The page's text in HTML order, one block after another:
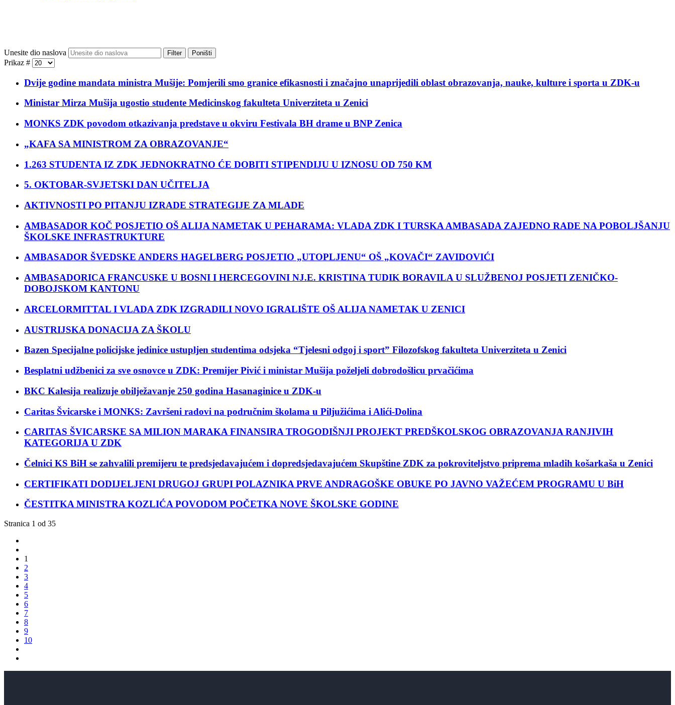
Unesite dio naslova Filter Poništi
Prikaz #
Dvije godine mandata ministra Mušije: Pomjerili smo granice efikasnosti i značajno unaprijedili oblast obrazovanja, nauke, kulture i sporta u ZDK-u
Ministar Mirza Mušija ugostio studente Medicinskog fakulteta Univerziteta u Zenici
MONKS ZDK povodom otkazivanja predstave u okviru Festivala BH drame u BNP Zenica
„KAFA SA MINISTROM ZA OBRAZOVANJE“
1.263 STUDENTA IZ ZDK JEDNOKRATNO ĆE DOBITI STIPENDIJU U IZNOSU OD 750 KM
5. OKTOBAR-SVJETSKI DAN UČITELJA
AKTIVNOSTI PO PITANJU IZRADE STRATEGIJE ZA MLADE
AMBASADOR KOČ POSJETIO OŠ ALIJA NAMETAK U PEHARAMA: VLADA ZDK I TURSKA AMBASADA ZAJEDNO RADE NA POBOLJŠANJU
ŠKOLSKE INFRASTRUKTURE
AMBASADOR ŠVEDSKE ANDERS HAGELBERG POSJETIO „UTOPLJENU“ OŠ „KOVAČI“ ZAVIDOVIĆI
AMBASADORICA FRANCUSKE U BOSNI I HERCEGOVINI NJ.E. KRISTINA TUDIK BORAVILA U SLUŽBENOJ POSJETI ZENIČKO-
DOBOJSKOM KANTONU
ARCELORMITTAL I VLADA ZDK IZGRADILI NOVO IGRALIŠTE OŠ ALIJA NAMETAK U ZENICI
AUSTRIJSKA DONACIJA ZA ŠKOLU
Bazen Specijalne policijske jedinice ustupljen studentima odsjeka “Tjelesni odgoj i sport” Filozofskog fakulteta Univerziteta u Zenici
Besplatni udžbenici za sve osnovce u ZDK: Premijer Pivić i ministar Mušija poželjeli dobrodošlicu prvačićima
BKC Kalesija realizuje obilježavanje 250 godina Hasanaginice u ZDK-u
Caritas Švicarske i MONKS: Završeni radovi na područnim školama u Piljužićima i Alići-Dolina
CARITAS ŠVICARSKE SA MILION MARAKA FINANSIRA TROGODIŠNJI PROJEKT PREDŠKOLSKOG OBRAZOVANJA RANJIVIH
KATEGORIJA U ZDK
Čelnici KS BiH se zahvalili premijeru te predsjedavajućem i dopredsjedavajućem Skupštine ZDK za pokroviteljstvo priprema mladih košarkaša u Zenici
CERTIFIKATI DODIJELJENI DRUGOJ GRUPI POLAZNIKA PRVE ANDRAGOŠKE OBUKE PO JAVNO VAŽEĆEM PROGRAMU U BiH
ČESTITKA MINISTRA KOZLIĆA POVODOM POČETKA NOVE ŠKOLSKE GODINE
Stranica 1 od 35
1
2
3
4
5
6
7
8
9
10